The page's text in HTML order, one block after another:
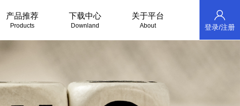
产品推荐
Products
下载中心
Downland
关于平台
About 登录/注册